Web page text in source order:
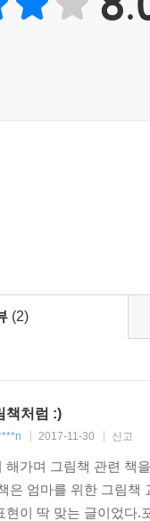
말이 '사랑해'라는
요.
푹신한 이불 위에서
사랑해 사랑해』(버나
좋아하는 엄마가 항
로 기어 다니는 아기
않는 아기들의 엄마들
기대해 보지만 11시가
차례 폭풍우가 몰아친
가 되어 그대로 쓰러
아지지만, 자고 싶지
어가지만 지금부터
권장도서목록이 아니
서 헤매지 말고, 자신
아하는 그림책이 있
유가 분명히 있습니
아닙니다! 엄마 자
니다.
습 효과는 부수적인
읽어주는 것만으로,
따라가다 보면 그림
요한 건 엄마와 아이
이야기일 거예요.”
자란 열네 살 은재는
생이 된 은재가 어떤
(2)
책처럼 :)
2017-11-30 신고
해가며 그림책 관련 책
은 엄마를 위한 그림
현이 딱 맞는 글이었다